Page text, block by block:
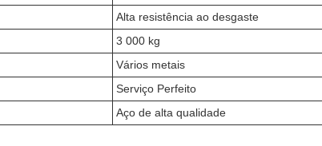
Alta resistência ao desgaste
3 000 kg
Vários metais
Serviço Perfeito
Aço de alta qualidade